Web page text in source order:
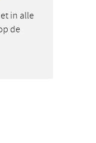
in alle
de